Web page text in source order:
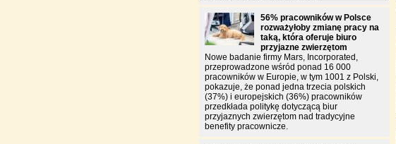
56% pracowników w Polsce
rozważyłoby zmianę pracy na
taką, która oferuje biuro
przyjazne zwierzętom
Nowe badanie firmy Mars, Incorporated,
przeprowadzone wśród ponad 16 000
pracowników w Europie, w tym 1001 z Polski,
pokazuje, że ponad jedna trzecia polskich
(37%) i europejskich (36%) pracowników
przedkłada politykę dotyczącą biur
przyjaznych zwierzętom nad tradycyjne
benefity pracownicze.